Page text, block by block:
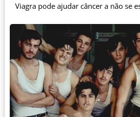
Viagra pode ajudar câncer a não se